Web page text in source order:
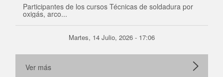
Participantes de los cursos Técnicas de soldadura por
oxigás, arco...
Martes, 14 Julio, 2026 - 17:06
Ver más